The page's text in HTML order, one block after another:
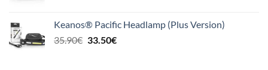
21.90€.είναι:
19.50€.
Keanos® Pacific Headlamp (Plus Version)
35.90€ Original
33.50€Η